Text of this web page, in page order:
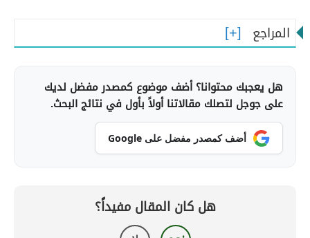
المراجع
هل يعجبك محتوانا؟ أضف موضوع كمصدر مفضل لديك
على جوجل لتصلك مقالاتنا أولاً بأول في نتائج البحث.
أضف كمصدر مفضل على Google
هل كان المقال مفيداً؟